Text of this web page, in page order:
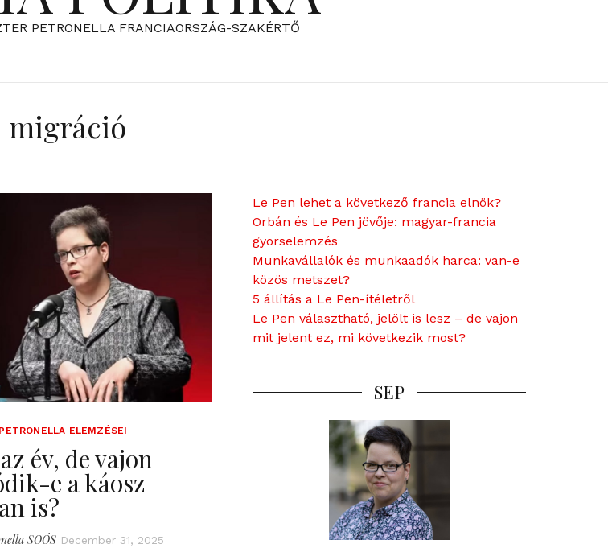
PETRONELLA FRANCIAORSZÁG-SZAKÉRTŐ
migráció
ELEMZÉSEI
év, de vajon
e a káosz
is?
SOÓS December 31, 2025
Le Pen lehet a következő francia elnök?
Orbán és Le Pen jövője: magyar-francia
gyorselemzés
Munkavállalók és munkaadók harca: van-e
közös metszet?
5 állítás a Le Pen-ítéletről
Le Pen választható, jelölt is lesz – de vajon
mit jelent ez, mi következik most?
SEP